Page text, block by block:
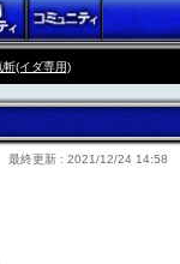
斬(イダ専用)
最終更新 : 2021/12/24 14:58